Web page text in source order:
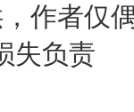
作者仅
失负责